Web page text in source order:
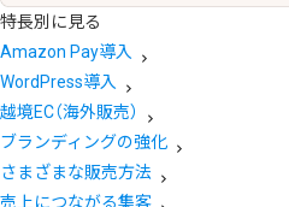
特長別に見る
Amazon Pay導入
WordPress導入
越境EC（海外販売）
ブランディングの強化
さまざまな販売方法
売上につながる集客